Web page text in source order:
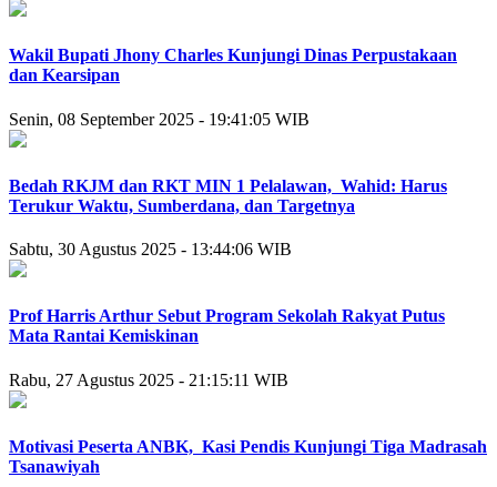
Wakil Bupati Jhony Charles Kunjungi Dinas Perpustakaan
dan Kearsipan
Senin, 08 September 2025 - 19:41:05 WIB
Bedah RKJM dan RKT MIN 1 Pelalawan, Wahid: Harus
Terukur Waktu, Sumberdana, dan Targetnya
Sabtu, 30 Agustus 2025 - 13:44:06 WIB
Prof Harris Arthur Sebut Program Sekolah Rakyat Putus
Mata Rantai Kemiskinan
Rabu, 27 Agustus 2025 - 21:15:11 WIB
Motivasi Peserta ANBK, Kasi Pendis Kunjungi Tiga Madrasah
Tsanawiyah